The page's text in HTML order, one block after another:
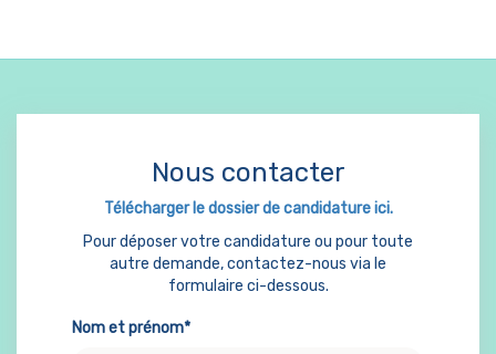
Nous contacter
Télécharger le dossier de candidature ici.
Pour déposer votre candidature ou pour toute
autre demande, contactez-nous via le
formulaire ci-dessous.
Nom et prénom*